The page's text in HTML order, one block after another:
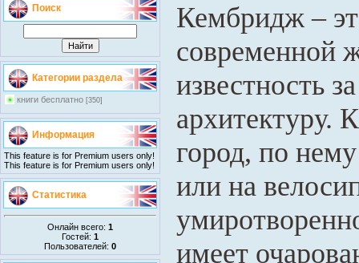
Поиск
Категории раздела
книги бесплатно [350]
Информация
This feature is for Premium users only!
This feature is for Premium users only!
Статистика
Онлайн всего: 1
Гостей: 1
Пользователей: 0
Кембридж –
современной
известность
архитектуру.
город, по
или на
имеет